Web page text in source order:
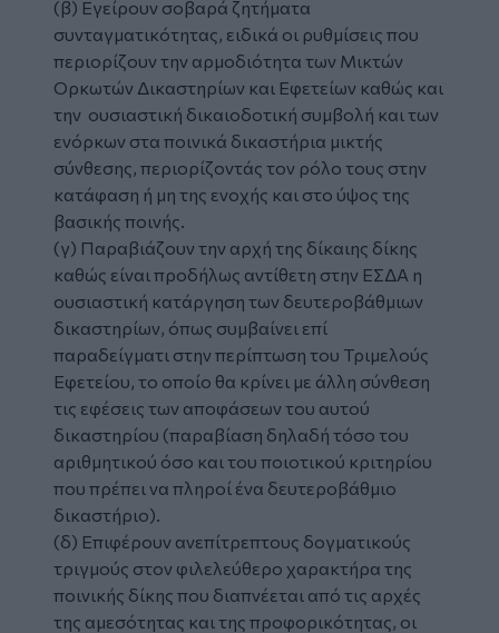
(β) Εγείρουν σοβαρά ζητήματα
συνταγματικότητας, ειδικά οι ρυθμίσεις που
περιορίζουν την αρμοδιότητα των Μικτών
Ορκωτών Δικαστηρίων και Εφετείων καθώς και
την ουσιαστική δικαιοδοτική συμβολή και των
ενόρκων στα ποινικά δικαστήρια μικτής
σύνθεσης, περιορίζοντάς τον ρόλο τους στην
κατάφαση ή μη της ενοχής και στο ύψος της
βασικής ποινής.
(γ) Παραβιάζουν την αρχή της δίκαιης δίκης
καθώς είναι προδήλως αντίθετη στην ΕΣΔΑ η
ουσιαστική κατάργηση των δευτεροβάθμιων
δικαστηρίων, όπως συμβαίνει επί
παραδείγματι στην περίπτωση του Τριμελούς
Εφετείου, το οποίο θα κρίνει με άλλη σύνθεση
τις εφέσεις των αποφάσεων του αυτού
δικαστηρίου (παραβίαση δηλαδή τόσο του
αριθμητικού όσο και του ποιοτικού κριτηρίου
που πρέπει να πληροί ένα δευτεροβάθμιο
δικαστήριο).
(δ) Επιφέρουν ανεπίτρεπτους δογματικούς
τριγμούς στον φιλελεύθερο χαρακτήρα της
ποινικής δίκης που διαπνέεται από τις αρχές
της αμεσότητας και της προφορικότητας, οι